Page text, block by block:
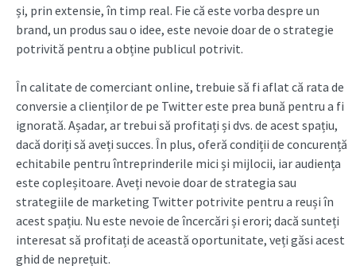
și, prin extensie, în timp real. Fie că este vorba despre un
brand, un produs sau o idee, este nevoie doar de o strategie
potrivită pentru a obține publicul potrivit.
În calitate de comerciant online, trebuie să fi aflat că rata de
conversie a clienților de pe Twitter este prea bună pentru a fi
ignorată. Așadar, ar trebui să profitați și dvs. de acest spațiu,
dacă doriți să aveți succes. În plus, oferă condiții de concurență
echitabile pentru întreprinderile mici și mijlocii, iar audiența
este copleșitoare. Aveți nevoie doar de strategia sau
strategiile de marketing Twitter potrivite pentru a reuși în
acest spațiu. Nu este nevoie de încercări și erori; dacă sunteți
interesat să profitați de această oportunitate, veți găsi acest
ghid de neprețuit.